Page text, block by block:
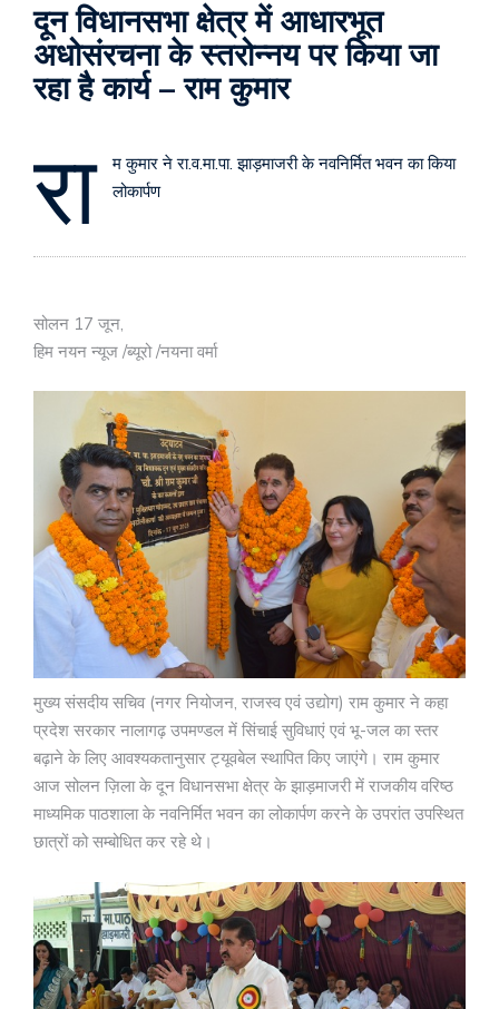
दून विधानसभा क्षेत्र में आधारभूत
अधोसंरचना के स्तरोन्नय पर किया जा
रहा है कार्य – राम कुमार
रा
म कुमार ने रा.व.मा.पा. झाड़माजरी के नवनिर्मित भवन का किया
लोकार्पण
सोलन 17 जून,
हिम नयन न्यूज /ब्यूरो /नयना वर्मा
मुख्य संसदीय सचिव (नगर नियोजन, राजस्व एवं उद्योग) राम कुमार ने कहा
प्रदेश सरकार नालागढ़ उपमण्डल में सिंचाई सुविधाएं एवं भू-जल का स्तर
बढ़ाने के लिए आवश्यकतानुसार ट्यूवबेल स्थापित किए जाएंगे। राम कुमार
आज सोलन ज़िला के दून विधानसभा क्षेत्र के झाड़माजरी में राजकीय वरिष्ठ
माध्यमिक पाठशाला के नवनिर्मित भवन का लोकार्पण करने के उपरांत उपस्थित
छात्रों को सम्बोधित कर रहे थे।